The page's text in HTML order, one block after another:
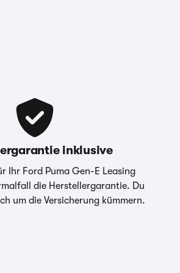
0,05
km
inklusive
Ihr Ford Puma Gen-E Leasing
die Herstellergarantie. Du
um die Versicherung kümmern.